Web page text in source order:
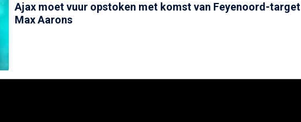
Ajax moet vuur opstoken met komst van Feyenoord-target
Max Aarons